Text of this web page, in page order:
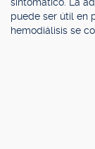
puede ser útil en
hemodiálisis se